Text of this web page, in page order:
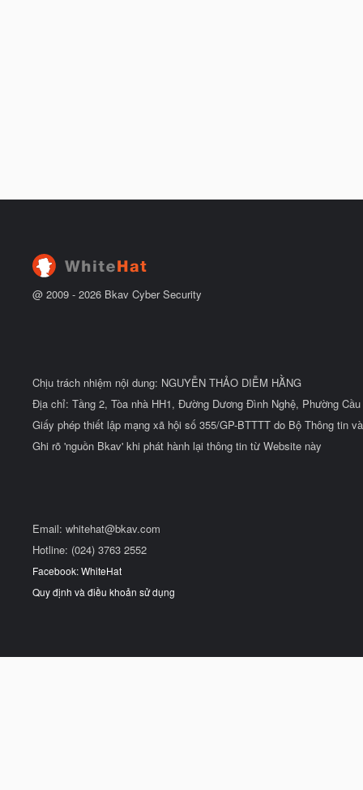
@ 2009 - 2026 Bkav Cyber Security
Chịu trách nhiệm nội dung: NGUYỄN THẢO DIỄM HẰNG
Địa chỉ: Tầng 2, Tòa nhà HH1, Đường Dương Đình Nghệ, Phường
Giấy phép thiết lập mạng xã hội số 355/GP-BTTTT do Bộ Thông tin
Ghi rõ 'nguồn Bkav' khi phát hành lại thông tin từ Website này
Email: whitehat@bkav.com
Hotline: (024) 3763 2552
Facebook: WhiteHat
Quy định và điều khoản sử dụng